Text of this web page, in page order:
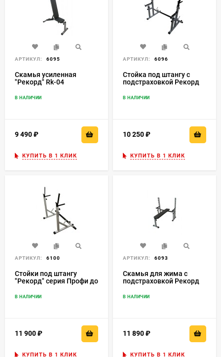
АРТИКУЛ: 6095
Скамья усиленная
"Рекорд" Rk-04
В НАЛИЧИИ
9 490
КУПИТЬ В 1 КЛИК
АРТИКУЛ: 6096
Стойка под штангу с
подстраховкой Рекорд
В НАЛИЧИИ
10 250
КУПИТЬ В 1 КЛИК
АРТИКУЛ: 6100
Стойки под штангу
"Рекорд" серия Профи до
В НАЛИЧИИ
11 900
КУПИТЬ В 1 КЛИК
АРТИКУЛ: 6093
Скамья для жима с
подстраховкой Рекорд
В НАЛИЧИИ
11 890
КУПИТЬ В 1 КЛИК